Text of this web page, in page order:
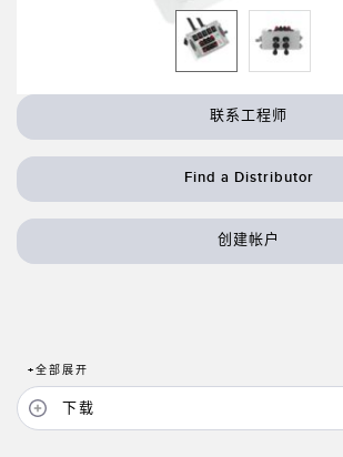
色标、颜色和荧光传感器
检测阵列和宽光束传感器
附件
附件
联系工程师
Find a Distributor
创建帐户
+全部展开
下载